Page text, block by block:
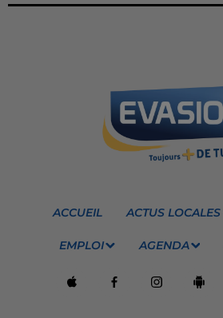
ACCUEIL ACTUS LOCALES
EMPLOI AGENDA